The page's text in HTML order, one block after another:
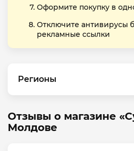
Оформите покупку в
Отключите антивирусы
рекламные ссылки
Регионы
Отзывы о магазине
Молдове